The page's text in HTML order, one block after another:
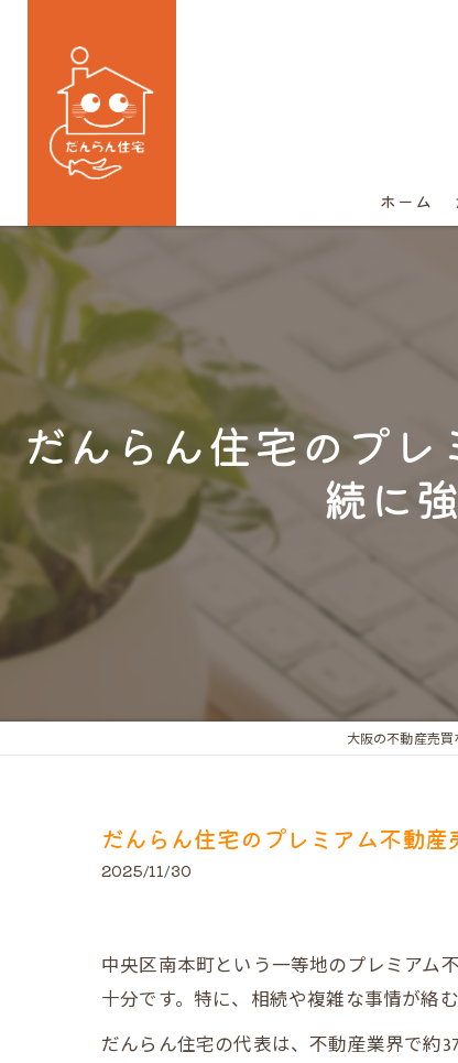
ホーム
だんらん住宅のプ
続に
大阪の不動産売
だんらん住宅のプレミアム不動
2025/11/30
中央区南本町という一等地のプレミアム
十分です。特に、相続や複雑な事情が絡
だんらん住宅の代表は、不動産業界で約